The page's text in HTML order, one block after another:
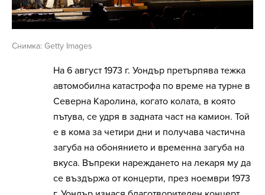
Снимка: Getty Images
На 6 август 1973 г. Уондър претърпява тежка
автомобилна катастрофа по време на турне в
Северна Каролина, когато колата, в която
пътува, се удря в задната част на камион. Той
е в кома за четири дни и получава частична
загуба на обонянието и временна загуба на
вкуса. Въпреки нареждането на лекаря му да
се въздържа от концерти, през ноември 1973